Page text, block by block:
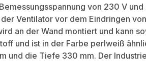
von 230 V
Ventilator vor dem Eindringen
an der Wand montiert und kann
und ist in der Farbe perlweiß
und die Tiefe 330 mm. Der